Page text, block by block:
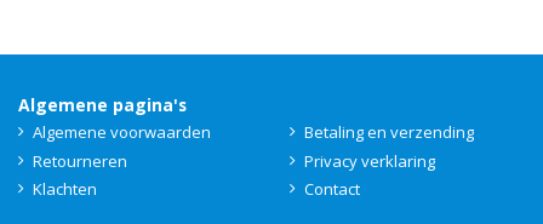
Algemene pagina's
Algemene voorwaarden
Betaling en verzending
Retourneren
Privacy verklaring
Klachten
Contact